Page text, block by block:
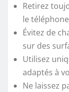
Retirez
le
Évitez de
sur des
Utilisez
adaptés à
Ne laissez